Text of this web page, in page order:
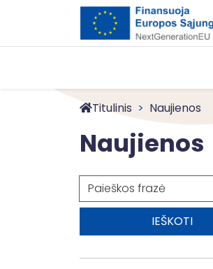
Titulinis Naujienos
Naujienos
Paieška